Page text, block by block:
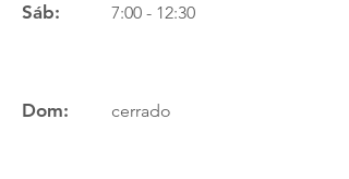
Sáb: 7:00 - 12:30
Dom: cerrado